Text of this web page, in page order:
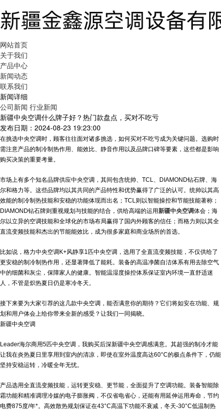
网站首页
关于我们
产品中心
新闻动态
联系我们
新闻详细
公司新闻 行业新闻
新疆中央空调什么牌子好？热门款盘点，买对不吃亏
发布日期：2024-08-23 19:23:00
在挑选中央空调时，顾客往往面对诸多挑选，如何买对不吃亏成为关键问题。选购时
需注意产品的制冷制热作用、能效比、静音作用以及品牌口碑等要素，这些都是影响
购买决策的重要考量。
市场上有多个知名品牌供应中央空调，其间包含统帅、TCL、DIAMOND钻石牌、海
尔和格力等。这些品牌均以其共同的产品特性和优势赢得了广泛的认可。统帅以其高
效能的制冷制热技能和安稳的功能体现而出名；TCL则以智能操控和节能技能著称；
DIAMOND钻石牌则重视规划与技能的结合，供给高端的运用新疆中央空调体会；海
尔以立异的空调技能和全球化的市场布局赢得了国内外顾客的信任；而格力则以其全
直流变频技能和杰出的节能能效比，成为很多家庭和商业场所的首选。
比如说，格力中央空调K+风静享1匹中央空调，选用了全直流变频技能，不仅供给了
更安稳的制冷制热作用，还显著降低了能耗。装备的高温净菌自洁体系有用去除空气
中的细菌和灰尘，保障家人的健康。智能温湿度操控体系保证室内环境一直舒适迷
人，不管是炽热夏日仍是寒冷冬天。
接下来要为大家引荐的这几款中央空调，能否满意你的期待？它们将如安在功能、规
划和用户体会上给你带来全新的感受？让我们一同揭晓。
新疆中央空调
Leader海尔商用5匹中央空调，我购买后深新疆中央空调感满意。其超强的制冷才能
让我在炎热夏日里享用到室内的清凉，即使在室外温度高达60°C的极点条件下，仍能
坚持安稳运转，冷暖全年无忧。
产品选用全直流变频技能，运转更安稳、更节能，全面提升了空调功能。装备智能除
霜功能和精准调理冷媒的电子膨胀阀，不仅省电省心，还能有用延伸运用寿命，节约
电费875度/年*。高效散热规划保证在43°C高温下功能不衰减，冬天-30°C低温制热